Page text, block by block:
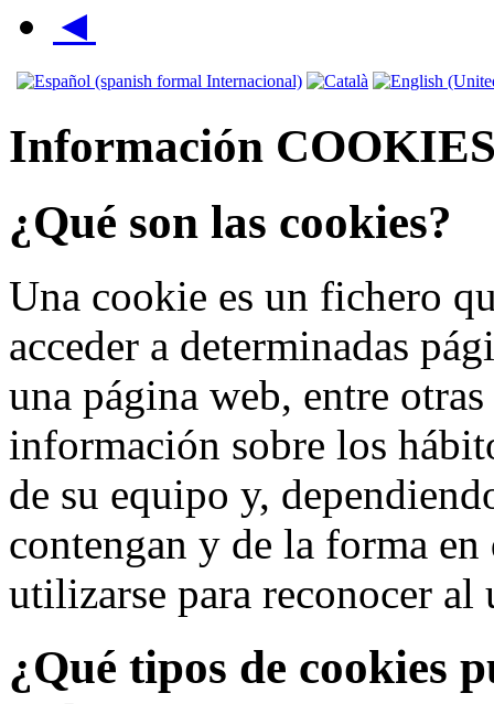
◄
Información
¿Qué son las cookies?
Una cookie es un fichero
acceder a determinadas
una página web, entre
información sobre los
de su equipo y,
contengan y de la forma
utilizarse para reconocer al
¿Qué tipos de cookies